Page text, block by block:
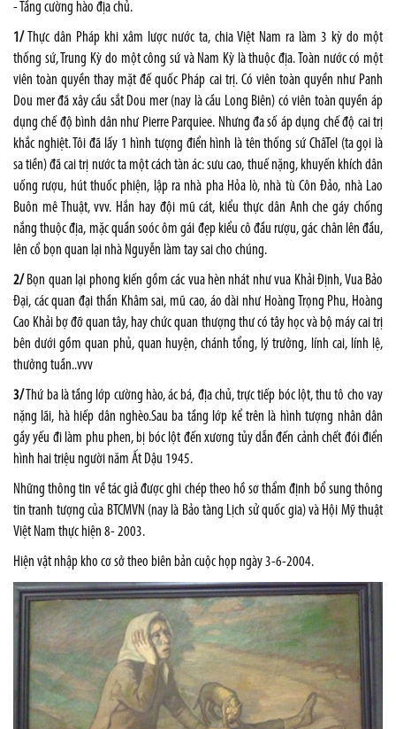
- Tầng cường hào địa chủ.
1/ Thực dân Pháp khi xâm lược nước ta, chia Việt Nam ra làm 3 kỳ do một
thống sứ, Trung Kỳ do một công sứ và Nam Kỳ là thuộc địa. Toàn nước có một
viên toàn quyền thay mặt đế quốc Pháp cai trị. Có viên toàn quyền như Panh
Dou mer đã xây cầu sắt Dou mer (nay là cầu Long Biên) có viên toàn quyền áp
dụng chế độ bình dân như Pierre Parquiee. Nhưng đa số áp dụng chế độ cai trị
khắc nghiệt. Tôi đã lấy 1 hình tượng điển hình là tên thống sứ ChâTel (ta gọi là
sa tiền) đã cai trị nước ta một cách tàn ác: sưu cao, thuế nặng, khuyến khích dân
uống rượu, hút thuốc phiện, lập ra nhà pha Hỏa lò, nhà tù Côn Đảo, nhà Lao
Buôn mê Thuật, vvv. Hắn hay đội mũ cát, kiểu thực dân Anh che gáy chống
nắng thuộc địa, mặc quần soóc ôm gái đẹp kiểu cô đầu rượu, gác chân lên đầu,
lên cổ bọn quan lại nhà Nguyễn làm tay sai cho chúng.
2/ Bọn quan lại phong kiến gồm các vua hèn nhát như vua Khải Định, Vua Bảo
Đại, các quan đại thần Khâm sai, mũ cao, áo dài như Hoàng Trọng Phu, Hoàng
Cao Khải bợ đỡ quan tây, hay chức quan thượng thư có tây học và bộ máy cai trị
bên dưới gồm quan phủ, quan huyện, chánh tổng, lý trưởng, lính cai, lính lệ,
thưởng tuần..vvv
3/Thứ ba là tầng lớp cường hào, ác bá, địa chủ, trực tiếp bóc lột, thu tô cho vay
nặng lãi, hà hiếp dân nghèo.Sau ba tầng lớp kể trên là hình tượng nhân dân
gầy yếu đi làm phu phen, bị bóc lột đến xương tủy dẫn đến cảnh chết đói điển
hình hai triệu người năm Ất Dậu 1945.
Những thông tin về tác giả được ghi chép theo hồ sơ thẩm định bổ sung thông
tin tranh tượng của BTCMVN (nay là Bảo tàng Lịch sử quốc gia) và Hội Mỹ thuật
Việt Nam thực hiện 8- 2003.
Hiện vật nhập kho cơ sở theo biên bản cuộc họp ngày 3-6-2004.